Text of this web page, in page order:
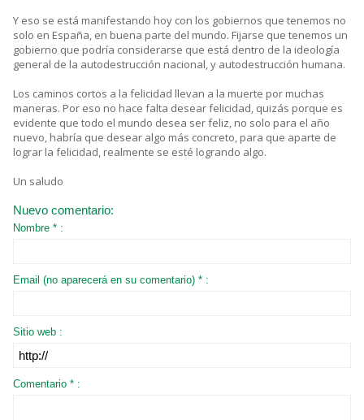
Y eso se está manifestando hoy con los gobiernos que tenemos no
solo en España, en buena parte del mundo. Fijarse que tenemos un
gobierno que podría considerarse que está dentro de la ideología
general de la autodestrucción nacional, y autodestrucción humana.
Los caminos cortos a la felicidad llevan a la muerte por muchas
maneras. Por eso no hace falta desear felicidad, quizás porque es
evidente que todo el mundo desea ser feliz, no solo para el año
nuevo, habría que desear algo más concreto, para que aparte de
lograr la felicidad, realmente se esté logrando algo.
Un saludo
Nuevo comentario:
Nombre * :
Email (no aparecerá en su comentario) * :
Sitio web :
Comentario * :